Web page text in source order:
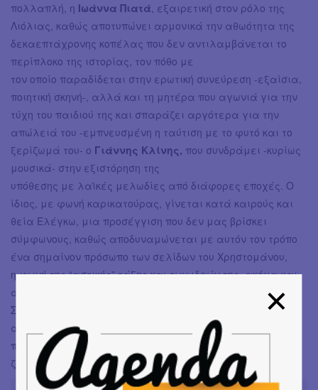
πολλαπλή, η Ιωάννα Πιατά, εξαιρετική στον ρόλο της
Λιόλιας, καθώς αποτυπώνει αρμονικά την αθωότητα της
δεκαεπτάχρονης κοπέλας που δεν αντιλαμβάνεται το
περίπλοκο της ιστορίας, τον πόθο με
τον οποίο παραδίδεται στην ερωτική συνεύρεση -εξαίσια,
ποιητική σκηνή-, αλλά και τη μητέρα που αγωνιά για την
τύχη του παιδιού της και σπαράζει αργότερα για την
απώλειά του -εμπνευσμένη η ταύτιση με το φυτό και το
ξερίζωμά του- ο Γιάννης Κλίνης, που συνδράμει -κυρίως
μουσικά- στην εξιστόρηση της
υπόθεσης με λαϊκές μελωδίες από διάφορες εποχές. Ο
ίδιος, με φωνή καρικατούρας, γίνεται κατά καιρούς και
θεία Ελέγκω, μια προσέγγιση που δεν μας βρίσκει
σύμφωνους, καθώς αποδυναμώνεται με αυτόν τον τρόπο
ένα σημαίνον πρόσωπο των σελίδων του Χρηστομάνου,
η φωνή της “αστικής” τάξης και των ιδεών της, ακόμα και
αν η επιλογή εκληφθεί ως σκωπτικό σχόλιο προς αυτά.
Σπουδαία η παρουσία της
Ευδοξίας Ανδρουλιδάκηστα
αφηγηματικά μέρη, με καθαρή φωνή, ρυθμό και
παραστατικότητα, σηκώνει μεγάλος βάρος και κρατάει
ζωηρό το ενδιαφέρον του κοινού, απολαυστικότατη!